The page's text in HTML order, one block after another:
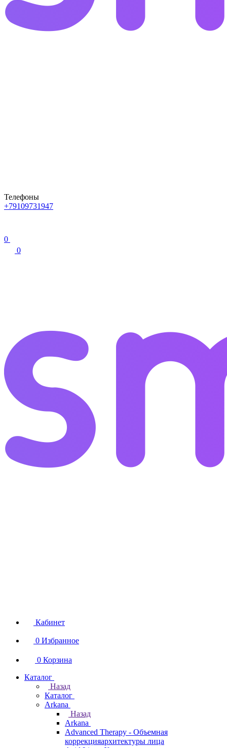
Телефоны
+79109731947
0
0
Кабинет
0 Избранное
0 Корзина
Каталог
Назад
Каталог
Arkana
Назад
Arkana
Advanced Therapy - Объемная
коррекцияархитектуры лица